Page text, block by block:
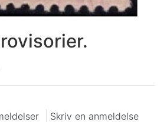
Skriv en anmeldelse